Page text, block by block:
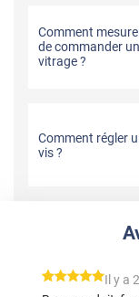
Comment
de commander
vitrage ?
Comment régler
vis ?
*****
Il y a